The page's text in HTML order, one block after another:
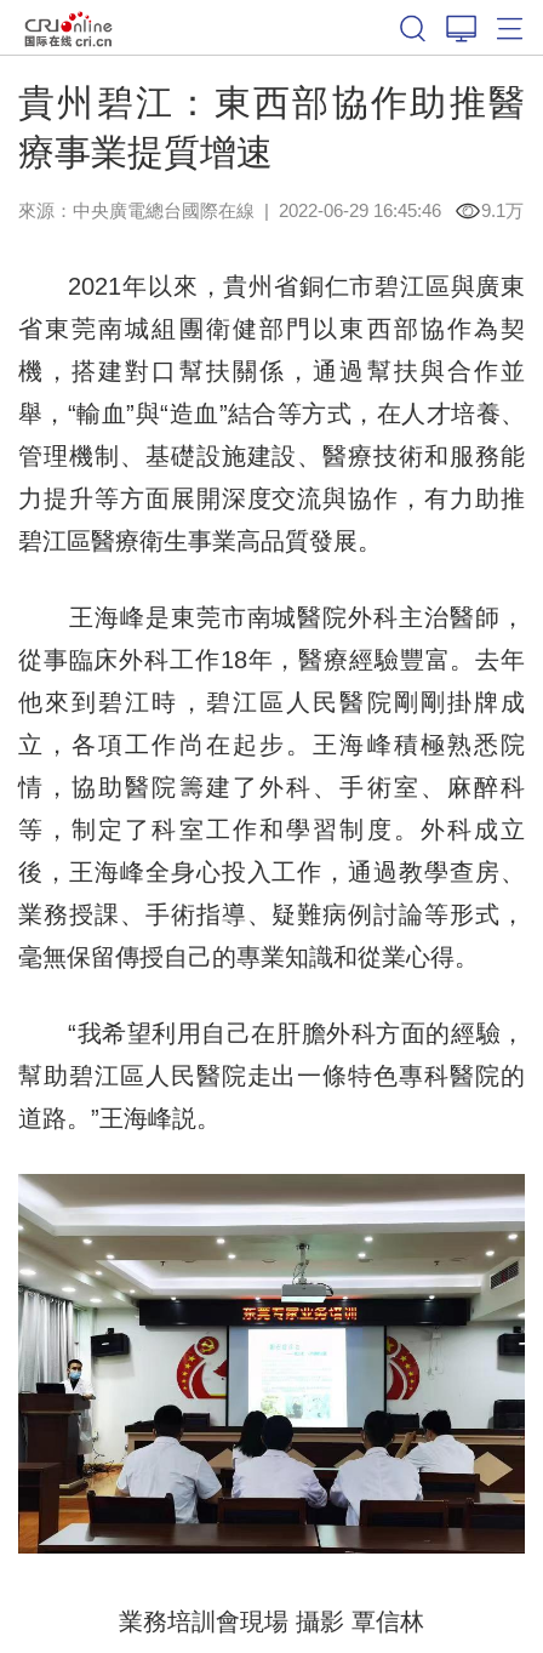
貴州碧江：東西部協作助推醫
療事業提質增速
來源：中央廣電總台國際在線 | 2022-06-29 16:45:46 9.1万
2021年以來，貴州省銅仁市碧江區與廣東
省東莞南城組團衛健部門以東西部協作為契
機，搭建對口幫扶關係，通過幫扶與合作並
舉，“輸血”與“造血”結合等方式，在人才培養、
管理機制、基礎設施建設、醫療技術和服務能
力提升等方面展開深度交流與協作，有力助推
碧江區醫療衛生事業高品質發展。
王海峰是東莞市南城醫院外科主治醫師，
從事臨床外科工作18年，醫療經驗豐富。去年
他來到碧江時，碧江區人民醫院剛剛掛牌成
立，各項工作尚在起步。王海峰積極熟悉院
情，協助醫院籌建了外科、手術室、麻醉科
等，制定了科室工作和學習制度。外科成立
後，王海峰全身心投入工作，通過教學查房、
業務授課、手術指導、疑難病例討論等形式，
毫無保留傳授自己的專業知識和從業心得。
“我希望利用自己在肝膽外科方面的經驗，
幫助碧江區人民醫院走出一條特色專科醫院的
道路。”王海峰説。
業務培訓會現場 攝影 覃信林